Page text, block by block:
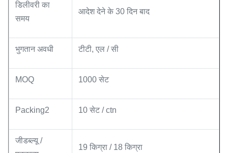
डिलीवरी का
समय
आदेश देने के 30 दिन बाद
भुगतान अवधी टीटी, एल / सी
MOQ 1000 सेट
Packing2 10 सेट / ctn
जीडब्ल्यू /
19 किग्रा / 18 किग्रा